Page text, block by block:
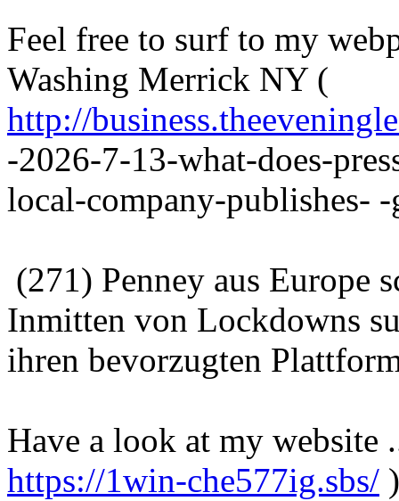
Feel free to surf to my
Washing Merrick NY (
http://
-2026-7-13-what-does-
local-company-publishes-
(271) Penney aus Europe
Inmitten von Lockdowns
ihren bevorzugten
Have a look at my website
https://1win-che577ig.sbs/